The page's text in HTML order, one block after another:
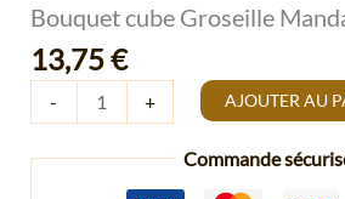
Bouquet cube Groseille
13,75€
- + AJOUTER AU
Commande